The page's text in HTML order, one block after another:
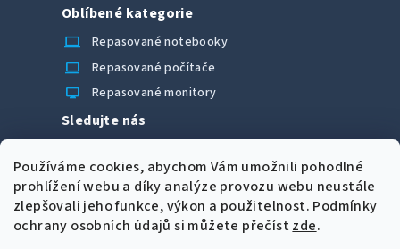
Používáme cookies, abychom Vám umožnili pohodlné
prohlížení webu a díky analýze provozu webu neustále
zlepšovali jeho funkce, výkon a použitelnost. Podmínky
ochrany osobních údajů si můžete přečíst zde.
Oblíbené kategorie
laptop_chromebook
Repasované notebooky
computer Repasované počítače
monitor Repasované monitory
Sledujte nás
Možnosti úhrady